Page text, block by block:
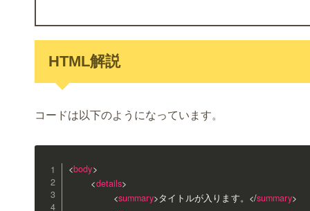
HTML解説
コードは以下のようになっています。
<body>
<details>
<summary>タイトルが入ります。 </summary>